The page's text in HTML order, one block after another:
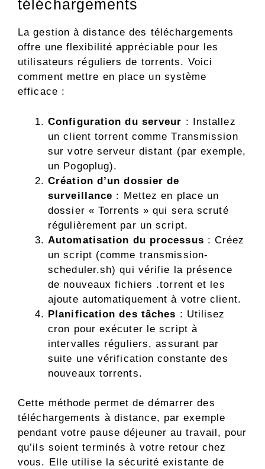
téléchargements
La gestion à distance des téléchargements
offre une flexibilité appréciable pour les
utilisateurs réguliers de torrents. Voici
comment mettre en place un système
efficace :
Configuration du serveur : Installez
un client torrent comme Transmission
sur votre serveur distant (par exemple,
un Pogoplug).
Création d’un dossier de
surveillance : Mettez en place un
dossier « Torrents » qui sera scruté
régulièrement par un script.
Automatisation du processus : Créez
un script (comme transmission-
scheduler.sh) qui vérifie la présence
de nouveaux fichiers .torrent et les
ajoute automatiquement à votre client.
Planification des tâches : Utilisez
cron pour exécuter le script à
intervalles réguliers, assurant par
suite une vérification constante des
nouveaux torrents.
Cette méthode permet de démarrer des
téléchargements à distance, par exemple
pendant votre pause déjeuner au travail, pour
qu’ils soient terminés à votre retour chez
vous. Elle utilise la sécurité existante de